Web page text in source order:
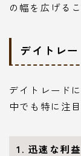
の幅を広げる
デイトレ
デイトレード
中でも特に注
1. 迅速な利